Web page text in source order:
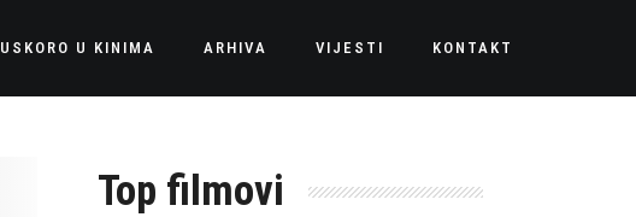
USKORO U KINIMA ARHIVA VIJESTI KONTAKT
Top filmovi